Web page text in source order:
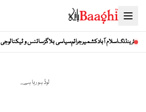
ٹرینڈنگاسلام آبادکشمیرجرائمسیاسی بلاگزسائنس و ٹیکنالوجی
لوڈ ہو رہا ہے...